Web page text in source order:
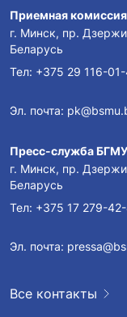
Приемная комиссия
г. Минск, пр.
Беларусь
Тел: +375 29 116-
Эл. почта:
Пресс-служба БГМУ
г. Минск, пр.
Беларусь
Тел: +375 17 279-
Эл. почта:
Все контакты